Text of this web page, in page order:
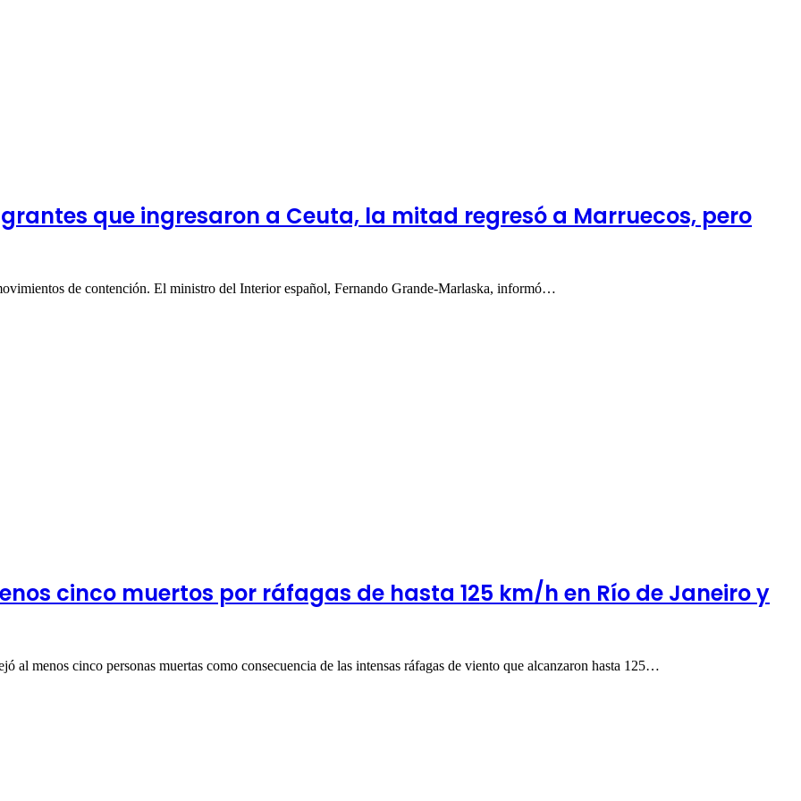
que ingresaron a Ceuta, la mitad regresó a Marruecos, pero
de contención. El ministro del Interior español, Fernando Grande-Marlaska, informó…
cinco muertos por ráfagas de hasta 125 km/h en Río de Janeiro y
al menos cinco personas muertas como consecuencia de las intensas ráfagas de viento que alcanzaron hasta 125…